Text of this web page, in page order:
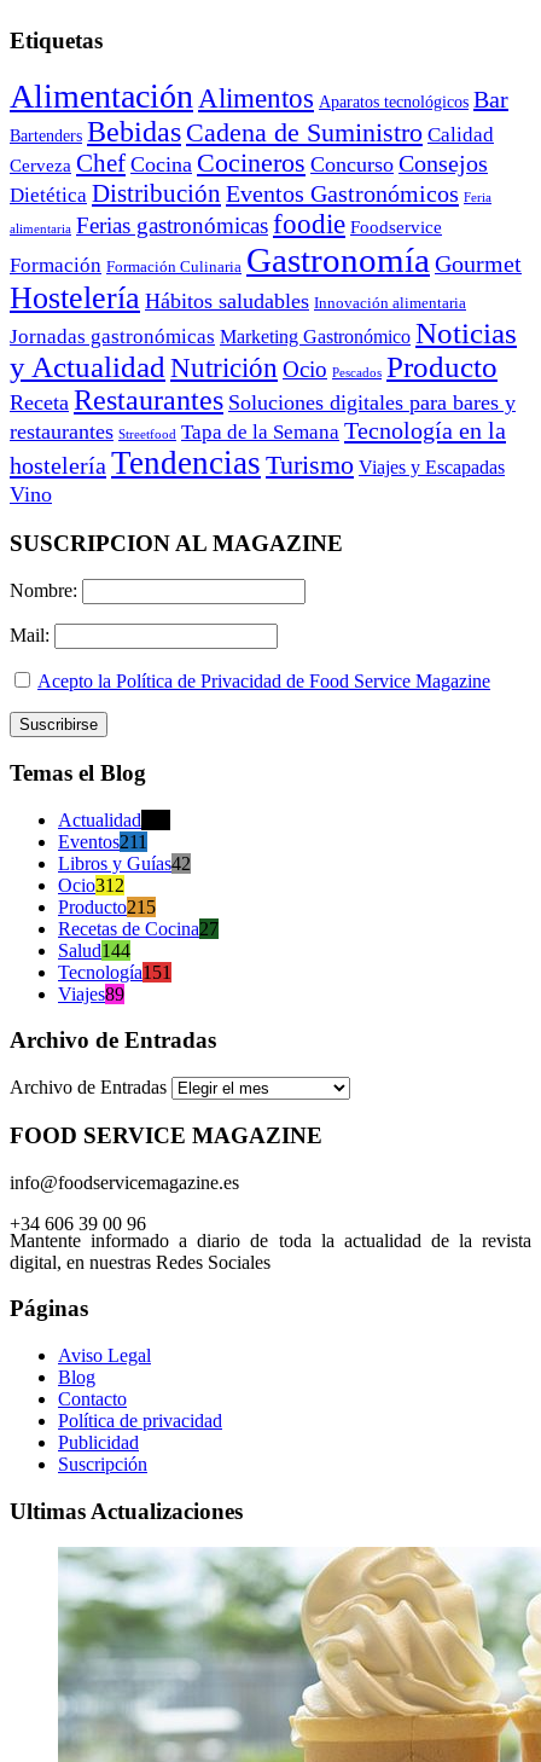
Etiquetas
Alimentación Alimentos Aparatos tecnológicos Bar
Bartenders Bebidas Cadena de Suministro Calidad
Cerveza Chef Cocina Cocineros Concurso Consejos
Dietética Distribución Eventos Gastronómicos Feria
alimentaria Ferias gastronómicasfoodie Foodservice
Formación Formación Culinaria Gastronomía Gourmet
Hostelería Hábitos saludables Innovación alimentaria
Jornadas gastronómicas Marketing Gastronómico Noticias
y Actualidad Nutrición Ocio Pescados Producto
Receta Restaurantes Soluciones digitales para bares y
restaurantes Streetfood Tapa de la Semana Tecnología en la
hostelería Tendencias Turismo Viajes y Escapadas
Vino
SUSCRIPCION AL MAGAZINE
Nombre:
Mail:
Acepto la Política de Privacidad de Food Service Magazine
Temas el Blog
Actualidad
Eventos211
Libros y Guías42
Ocio312
Producto215
Recetas de Cocina27
Salud144
Tecnología151
Viajes89
Archivo de Entradas
Archivo de Entradas
FOOD SERVICE MAGAZINE
info@foodservicemagazine.es
+34 606 39 00 96
Mantente informado a diario de toda la actualidad de la revista
digital, en nuestras Redes Sociales
Páginas
Aviso Legal
Blog
Contacto
Política de privacidad
Publicidad
Suscripción
Ultimas Actualizaciones